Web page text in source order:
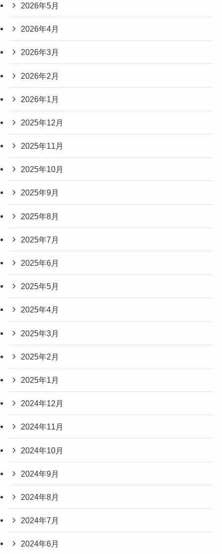
2026年5月
2026年4月
2026年3月
2026年2月
2026年1月
2025年12月
2025年11月
2025年10月
2025年9月
2025年8月
2025年7月
2025年6月
2025年5月
2025年4月
2025年3月
2025年2月
2025年1月
2024年12月
2024年11月
2024年10月
2024年9月
2024年8月
2024年7月
2024年6月